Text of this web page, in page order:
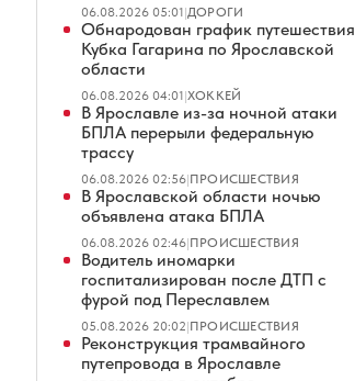
06.08.2026 05:01|ДОРОГИ
Обнародован график путешествия
Кубка Гагарина по Ярославской
области
06.08.2026 04:01|ХОККЕЙ
В Ярославле из-за ночной атаки
БПЛА перерыли федеральную
трассу
06.08.2026 02:56|ПРОИСШЕСТВИЯ
В Ярославской области ночью
объявлена атака БПЛА
06.08.2026 02:46|ПРОИСШЕСТВИЯ
Водитель иномарки
госпитализирован после ДТП с
фурой под Переславлем
05.08.2026 20:02|ПРОИСШЕСТВИЯ
Реконструкция трамвайного
путепровода в Ярославле